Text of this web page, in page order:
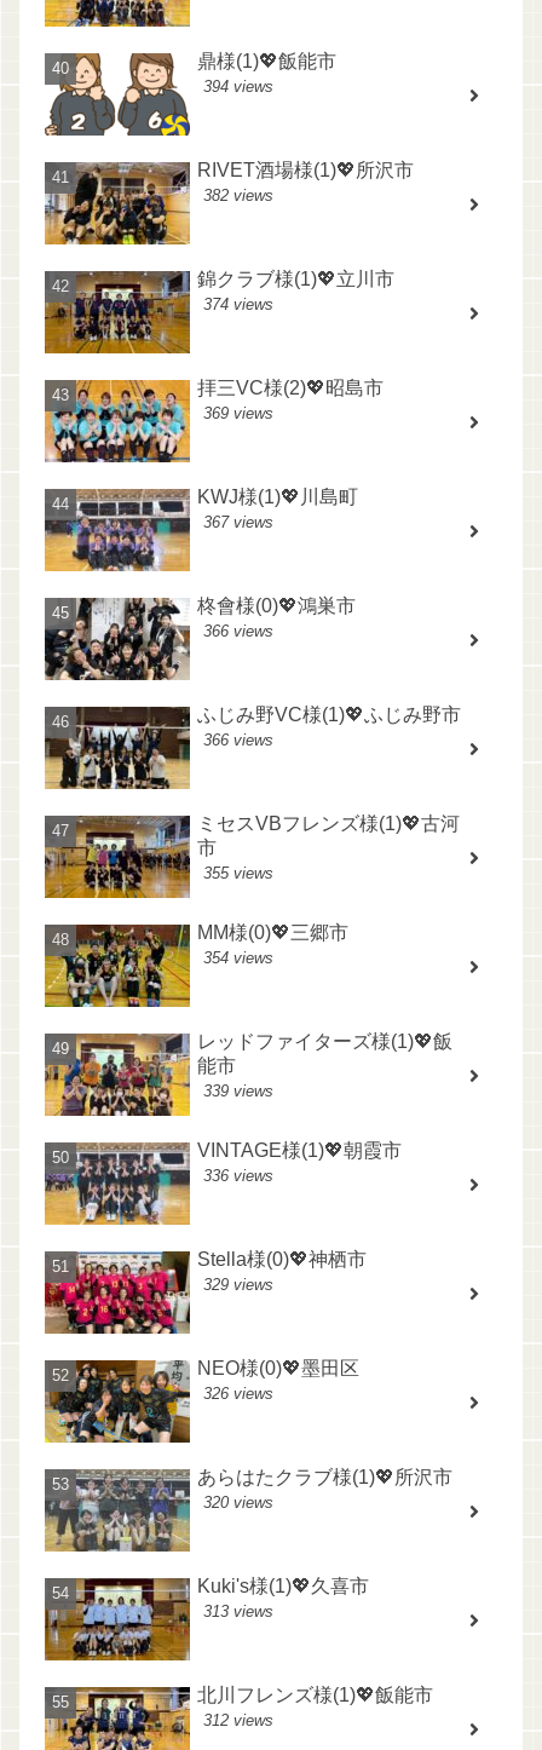
鼎様(1)💖飯能市
394 views
RIVET酒場様(1)💖所沢市
382 views
錦クラブ様(1)💖立川市
374 views
拝三VC様(2)💖昭島市
369 views
KWJ様(1)💖川島町
367 views
柊會様(0)💖鴻巣市
366 views
ふじみ野VC様(1)💖ふじみ野市
366 views
ミセスVBフレンズ様(1)💖古河
市
355 views
MM様(0)💖三郷市
354 views
レッドファイターズ様(1)💖飯
能市
339 views
VINTAGE様(1)💖朝霞市
336 views
Stella様(0)💖神栖市
329 views
NEO様(0)💖墨田区
326 views
あらはたクラブ様(1)💖所沢市
320 views
Kuki's様(1)💖久喜市
313 views
北川フレンズ様(1)💖飯能市
312 views